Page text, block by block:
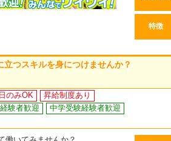
特徴
つスキルを身につけませんか？
のみOK
昇給制度あり
験者歓迎
中学受験経験者歓迎